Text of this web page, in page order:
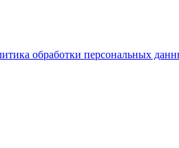
обработки персональных